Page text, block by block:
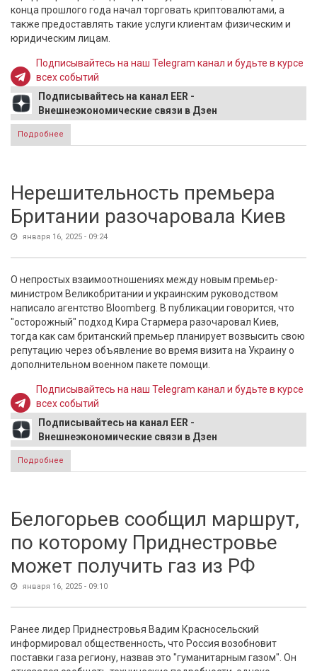
конца прошлого года начал торговать криптовалютами, а
также предоставлять такие услуги клиентам физическим и
юридическим лицам.
Подписывайтесь на наш Telegram канал и будьте в курсе
всех событий
Подписывайтесь на канал EER -
Внешнеэкономические связи в Дзен
Подробнее
брокера в Республике Беларусь
Нерешительность премьера
Британии разочаровала Киев
января 16, 2025 - 09:24
О непростых взаимоотношениях между новым премьер-
министром Великобритании и украинским руководством
написало агентство Bloomberg. В публикации говорится, что
"осторожный" подход Кира Стармера разочаровал Киев,
тогда как сам британский премьер планирует возвысить свою
репутацию через объявление во время визита на Украину о
дополнительном военном пакете помощи.
Подписывайтесь на наш Telegram канал и будьте в курсе
всех событий
Подписывайтесь на канал EER -
Внешнеэкономические связи в Дзен
Подробнее
Киев
Белогорьев сообщил маршрут,
по которому Приднестровье
может получить газ из РФ
января 16, 2025 - 09:10
Ранее лидер Приднестровья Вадим Красносельский
информировал общественность, что Россия возобновит
поставки газа региону, назвав это "гуманитарным газом". Он